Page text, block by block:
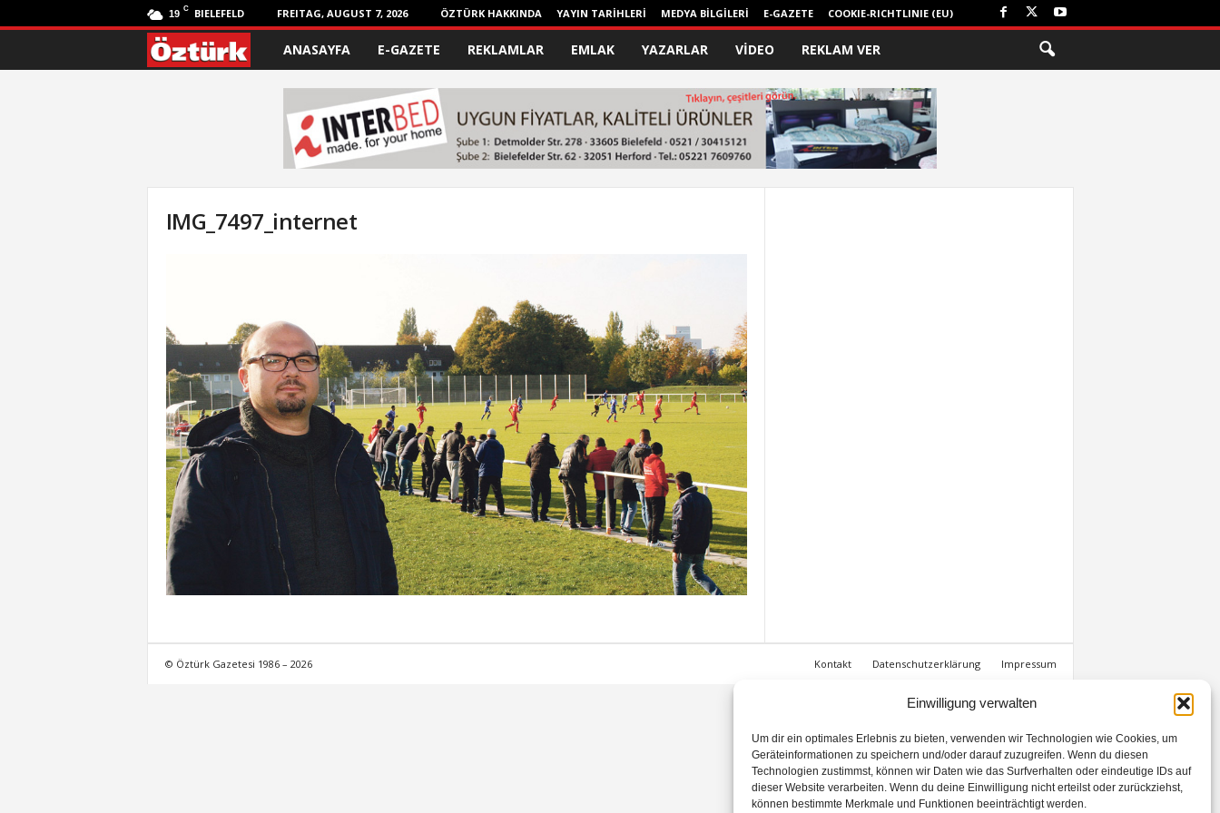
Einwilligung verwalten
Um dir ein optimales Erlebnis zu bieten, verwenden wir Technologien wie Cookies, um
Geräteinformationen zu speichern und/oder darauf zuzugreifen. Wenn du diesen
Technologien zustimmst, können wir Daten wie das Surfverhalten oder eindeutige IDs auf
dieser Website verarbeiten. Wenn du deine Einwilligung nicht erteilst oder zurückziehst,
können bestimmte Merkmale und Funktionen beeinträchtigt werden.
19 C BIELEFELD FREITAG, AUGUST 7, 2026 ÖZTÜRK HAKKINDA YAYIN TARİHLERİ MEDYA BİLGİLERİ E-GAZETE COOKIE-RICHTLINIE (EU)
ANASAYFA E-GAZETE REKLAMLAR EMLAK YAZARLAR VİDEO REKLAM VER
IMG_7497_internet
Kontakt Datenschutzerklärung Impressum
© Öztürk Gazetesi 1986 – 2026